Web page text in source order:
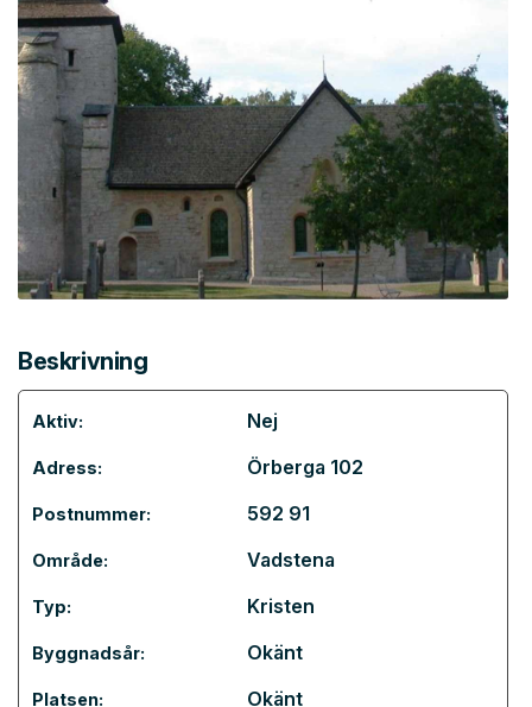
Beskrivning
Aktiv: Nej
Adress: Örberga 102
Postnummer: 592 91
Område: Vadstena
Typ: Kristen
Byggnadsår: Okänt
Platsen: Okänt